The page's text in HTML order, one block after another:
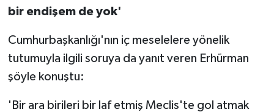
bir endişem de yok'
Cumhurbaşkanlığı'nın iç meselelere yönelik
tutumuyla ilgili soruya da yanıt veren Erhürman
şöyle konuştu:
'Bir ara birileri bir laf etmiş Meclis'te gol atmak